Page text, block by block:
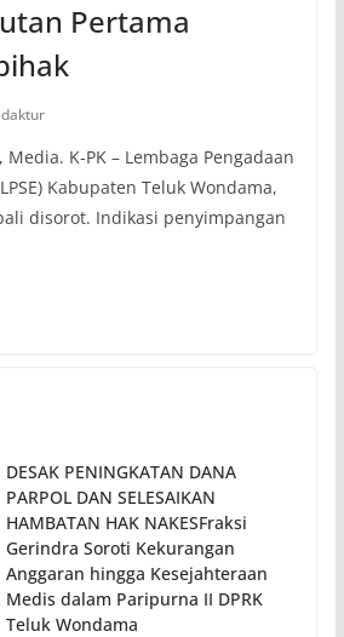
Pertama
Media. K-PK – Lembaga Pengadaan
Kabupaten Teluk Wondama,
disorot. Indikasi penyimpangan
DESAK PENINGKATAN DANA
PARPOL DAN SELESAIKAN
HAMBATAN HAK NAKESFraksi
Gerindra Soroti Kekurangan
Anggaran hingga Kesejahteraan
Medis dalam Paripurna II DPRK
Teluk Wondama